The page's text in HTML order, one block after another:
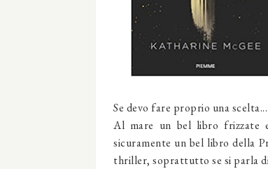
Se devo fare proprio una
Al mare un bel libro frizzate
sicuramente un bel libro della
thriller, soprattutto se si parla